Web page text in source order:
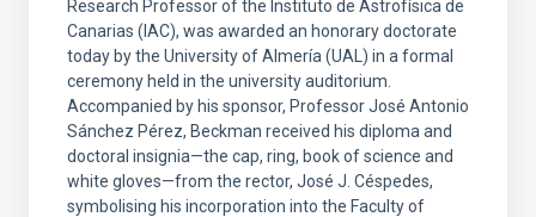
Research Professor of the Instituto de Astrofísica de
Canarias (IAC), was awarded an honorary doctorate
today by the University of Almería (UAL) in a formal
ceremony held in the university auditorium.
Accompanied by his sponsor, Professor José Antonio
Sánchez Pérez, Beckman received his diploma and
doctoral insignia—the cap, ring, book of science and
white gloves—from the rector, José J. Céspedes,
symbolising his incorporation into the Faculty of